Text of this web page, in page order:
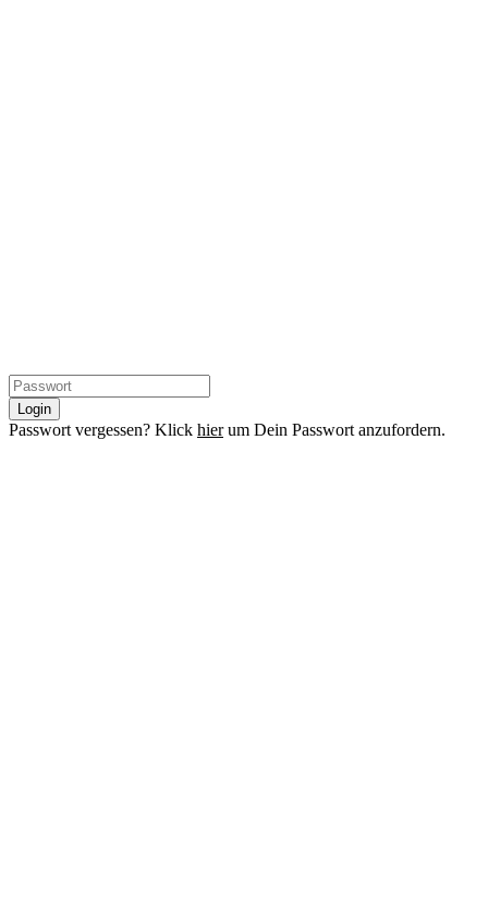
Login
Passwort vergessen? Klick hierum Dein Passwort anzufordern.